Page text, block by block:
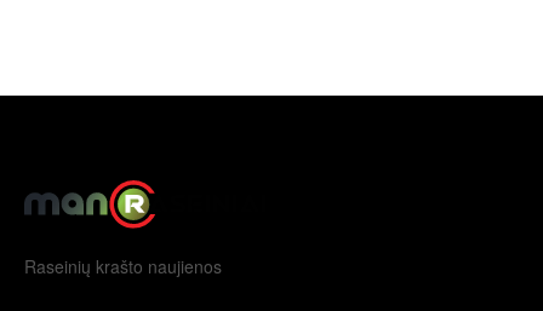
Raseinių krašto naujienos